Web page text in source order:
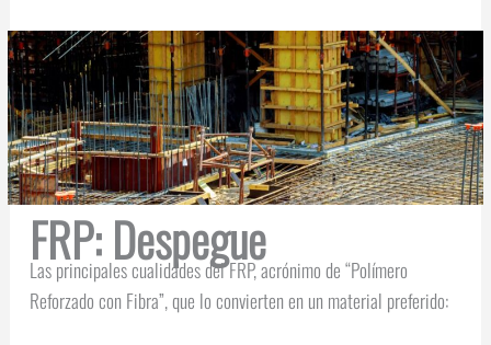
FRP: Despegue
Las principales cualidades del FRP, acrónimo de “Polímero
Reforzado con Fibra”, que lo convierten en un material preferido: